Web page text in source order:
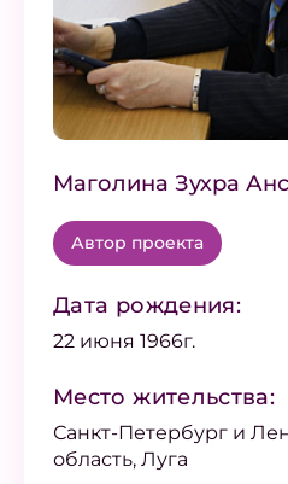
Маголина Зухра
Автор проекта
Дата рождения:
22 июня 1966г.
Место жительства:
Санкт-Петербург и
область, Луга